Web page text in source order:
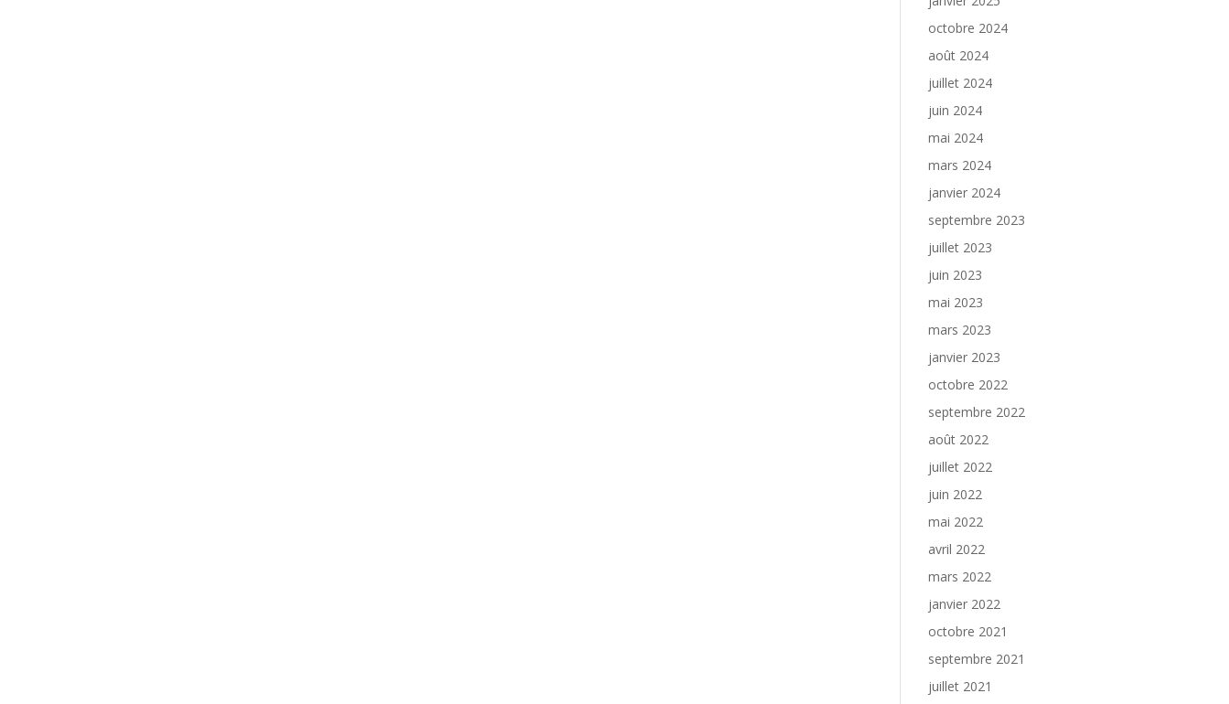
octobre 2024
août 2024
juillet 2024
juin 2024
mai 2024
mars 2024
janvier 2024
septembre 2023
juillet 2023
juin 2023
mai 2023
mars 2023
janvier 2023
octobre 2022
septembre 2022
août 2022
juillet 2022
juin 2022
mai 2022
avril 2022
mars 2022
janvier 2022
octobre 2021
septembre 2021
juillet 2021